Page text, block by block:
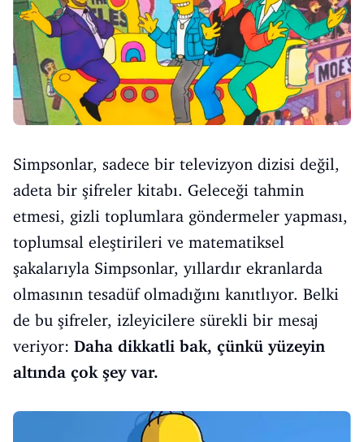
Simpsonlar, sadece bir televizyon dizisi değil,
adeta bir şifreler kitabı. Geleceği tahmin
etmesi, gizli toplumlara göndermeler yapması,
toplumsal eleştirileri ve matematiksel
şakalarıyla Simpsonlar, yıllardır ekranlarda
olmasının tesadüf olmadığını kanıtlıyor. Belki
de bu şifreler, izleyicilere sürekli bir mesaj
veriyor: Daha dikkatli bak, çünkü yüzeyin
altında çok şey var.